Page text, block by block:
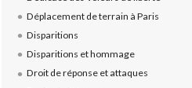
Déplacement de terrain à Paris
Disparitions
Disparitions et hommage
Droit de réponse et attaques